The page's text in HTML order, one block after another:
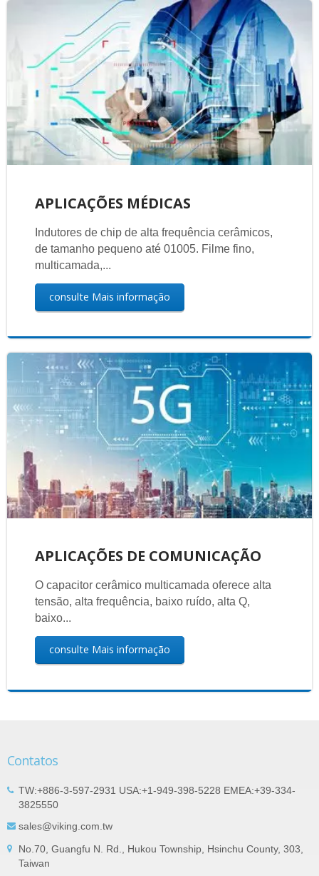
APLICAÇÕES MÉDICAS
Indutores de chip de alta frequência cerâmicos,
de tamanho pequeno até 01005. Filme fino,
multicamada,...
consulte Mais informação
APLICAÇÕES DE COMUNICAÇÃO
O capacitor cerâmico multicamada oferece alta
tensão, alta frequência, baixo ruído, alta Q,
baixo...
consulte Mais informação
Contatos
TW:+886-3-597-2931 USA:+1-949-398-5228 EMEA:+39-334-
3825550
sales@viking.com.tw
No.70, Guangfu N. Rd., Hukou Township, Hsinchu County, 303,
Taiwan